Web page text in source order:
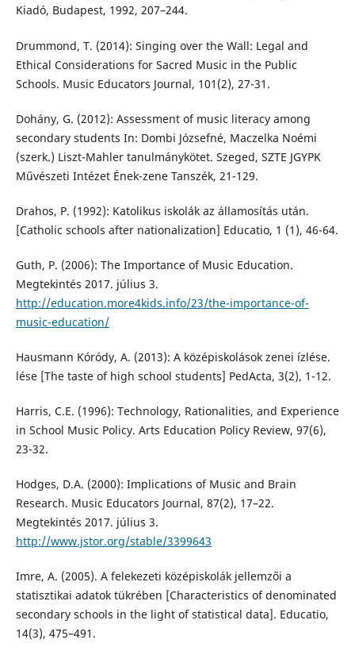
Kiadó, Budapest, 1992, 207–244.
Drummond, T. (2014): Singing over the Wall: Legal and
Ethical Considerations for Sacred Music in the Public
Schools. Music Educators Journal, 101(2), 27-31.
Dohány, G. (2012): Assessment of music literacy among
secondary students In: Dombi Józsefné, Maczelka Noémi
(szerk.) Liszt-Mahler tanulmánykötet. Szeged, SZTE JGYPK
Művészeti Intézet Ének-zene Tanszék, 21-129.
Drahos, P. (1992): Katolikus iskolák az államosítás után.
[Catholic schools after nationalization] Educatio, 1 (1), 46-64.
Guth, P. (2006): The Importance of Music Education.
Megtekintés 2017. július 3.
http://education.more4kids.info/23/the-importance-of-
music-education/
Hausmann Kóródy, A. (2013): A középiskolások zenei ízlése.
lése [The taste of high school students] PedActa, 3(2), 1-12.
Harris, C.E. (1996): Technology, Rationalities, and Experience
in School Music Policy. Arts Education Policy Review, 97(6),
23-32.
Hodges, D.A. (2000): Implications of Music and Brain
Research. Music Educators Journal, 87(2), 17–22.
Megtekintés 2017. július 3.
http://www.jstor.org/stable/3399643
Imre, A. (2005). A felekezeti középiskolák jellemzői a
statisztikai adatok tükrében [Characteristics of denominated
secondary schools in the light of statistical data]. Educatio,
14(3), 475–491.